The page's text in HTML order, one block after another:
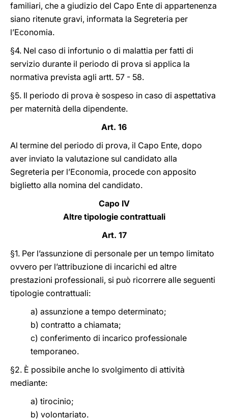
familiari, che a giudizio del Capo Ente di appartenenza
siano ritenute gravi, informata la Segreteria per
l’Economia.
§4. Nel caso di infortunio o di malattia per fatti di
servizio durante il periodo di prova si applica la
normativa prevista agli artt. 57 - 58.
§5. Il periodo di prova è sospeso in caso di aspettativa
per maternità della dipendente.
Art. 16
Al termine del periodo di prova, il Capo Ente, dopo
aver inviato la valutazione sul candidato alla
Segreteria per l’Economia, procede con apposito
biglietto alla nomina del candidato.
Capo IV
Altre tipologie contrattuali
Art. 17
§1. Per l’assunzione di personale per un tempo limitato
ovvero per l’attribuzione di incarichi ed altre
prestazioni professionali, si può ricorrere alle seguenti
tipologie contrattuali:
a) assunzione a tempo determinato;
b) contratto a chiamata;
c) conferimento di incarico professionale
temporaneo.
§2. È possibile anche lo svolgimento di attività
mediante:
a) tirocinio;
b) volontariato.